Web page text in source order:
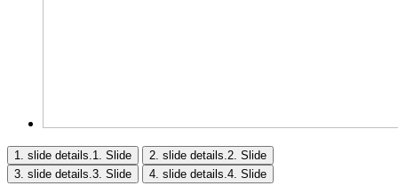
1. slide details.1. Slide 2. slide details.2. Slide
3. slide details.3. Slide 4. slide details.4. Slide